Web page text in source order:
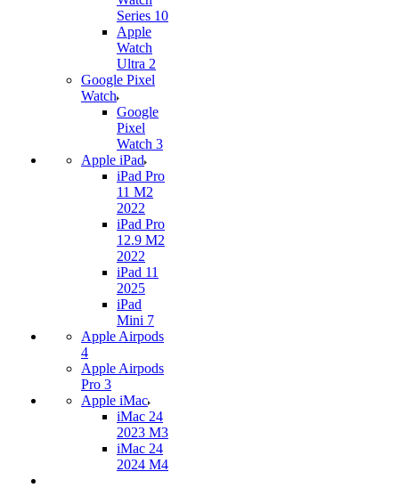
Series 10
Apple
Watch
Ultra 2
Google Pixel
Watch
Google
Pixel
Watch 3
Apple iPad
iPad Pro
11 M2
2022
iPad Pro
12.9 M2
2022
iPad 11
2025
iPad
Mini 7
Apple Airpods
4
Apple Airpods
Pro 3
Apple iMac
iMac 24
2023 M3
iMac 24
2024 M4